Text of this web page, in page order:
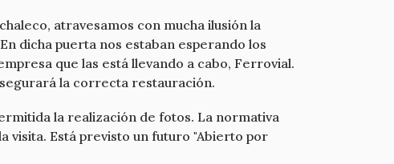
atravesamos con mucha ilusión la
dicha puerta nos estaban esperando los
que las está llevando a cabo, Ferrovial.
la correcta restauración.
la realización de fotos. La normativa
visita. Está previsto un futuro "Abierto por